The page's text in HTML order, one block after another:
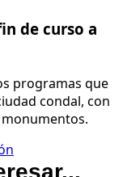
condal, con
paso a